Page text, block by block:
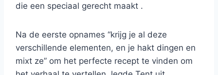
die een speciaal gerecht maakt .
Na de eerste opnames “krijg je al deze
verschillende elementen, en je hakt dingen en
mixt ze” om het perfecte recept te vinden om